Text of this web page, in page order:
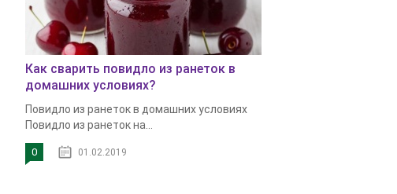
Как сварить повидло из ранеток в
домашних условиях?
Повидло из ранеток в домашних условиях
Повидло из ранеток на...
0 01.02.2019